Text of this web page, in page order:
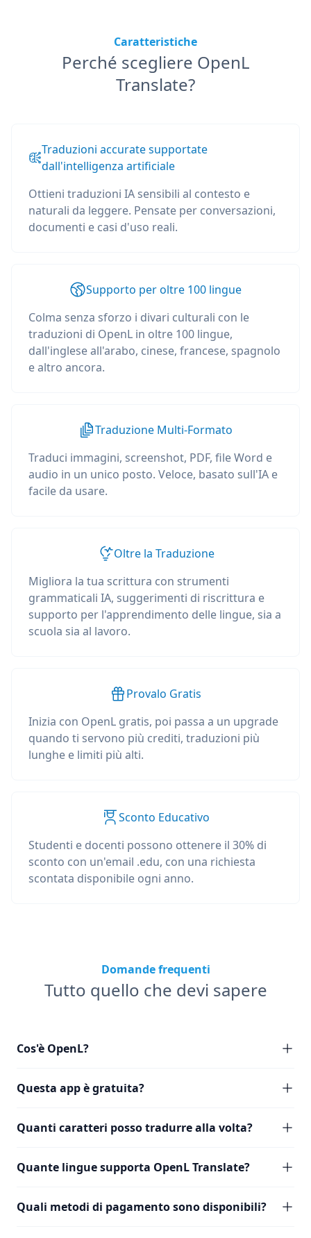
Caratteristiche
Perché scegliere OpenL
Translate?
Traduzioni accurate supportate
dall'intelligenza artificiale
Ottieni traduzioni IA sensibili al contesto e
naturali da leggere. Pensate per conversazioni,
documenti e casi d'uso reali.
Supporto per oltre 100 lingue
Colma senza sforzo i divari culturali con le
traduzioni di OpenL in oltre 100 lingue,
dall'inglese all'arabo, cinese, francese, spagnolo
e altro ancora.
Traduzione Multi-Formato
Traduci immagini, screenshot, PDF, file Word e
audio in un unico posto. Veloce, basato sull'IA e
facile da usare.
Oltre la Traduzione
Migliora la tua scrittura con strumenti
grammaticali IA, suggerimenti di riscrittura e
supporto per l'apprendimento delle lingue, sia a
scuola sia al lavoro.
Provalo Gratis
Inizia con OpenL gratis, poi passa a un upgrade
quando ti servono più crediti, traduzioni più
lunghe e limiti più alti.
Sconto Educativo
Studenti e docenti possono ottenere il 30% di
sconto con un'email .edu, con una richiesta
scontata disponibile ogni anno.
Domande frequenti
Tutto quello che devi sapere
Cos'è OpenL?
Questa app è gratuita?
Quanti caratteri posso tradurre alla volta?
Quante lingue supporta OpenL Translate?
Quali metodi di pagamento sono disponibili?